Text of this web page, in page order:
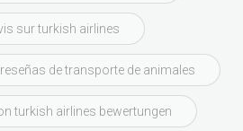
sur turkish airlines
de transporte de animales
turkish airlines bewertungen